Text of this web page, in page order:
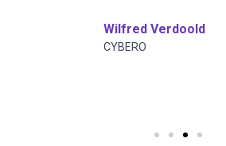
Wilfred Verdoold
CYBERO